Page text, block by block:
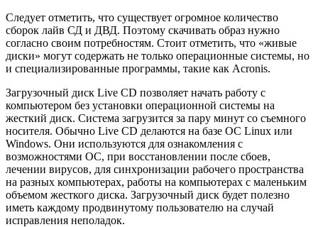
Следует отметить, что существует огромное количество
сборок лайв СД и ДВД. Поэтому скачивать образ нужно
согласно своим потребностям. Стоит отметить, что «живые
диски» могут содержать не только операционные системы, но
и специализированные программы, такие как Acronis.
Загрузочный диск Live CD позволяет начать работу с
компьютером без установки операционной системы на
жесткий диск. Система загрузится за пару минут со съемного
носителя. Обычно Live CD делаются на базе ОС Linux или
Windows. Они используются для ознакомления с
возможностями ОС, при восстановлении после сбоев,
лечении вирусов, для синхронизации рабочего пространства
на разных компьютерах, работы на компьютерах с маленьким
объемом жесткого диска. Загрузочный диск будет полезно
иметь каждому продвинутому пользователю на случай
исправления неполадок.